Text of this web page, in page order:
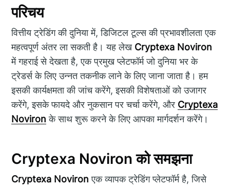
परिचय
वित्तीय ट्रेडिंग की दुनिया में, डिजिटल टूल्स की प्रभावशीलता एक
महत्वपूर्ण अंतर ला सकती है। यह लेख Cryptexa Noviron
में गहराई से देखता है, एक प्रमुख प्लेटफॉर्म जो दुनिया भर के
ट्रेडर्स के लिए उन्नत तकनीक लाने के लिए जाना जाता है। हम
इसकी कार्यक्षमता की जांच करेंगे, इसकी विशेषताओं को उजागर
करेंगे, इसके फायदे और नुकसान पर चर्चा करेंगे, और Cryptexa
Noviron के साथ शुरू करने के लिए आपका मार्गदर्शन करेंगे।
Cryptexa Noviron को समझना
Cryptexa Noviron एक व्यापक ट्रेडिंग प्लेटफॉर्म है, जिसे